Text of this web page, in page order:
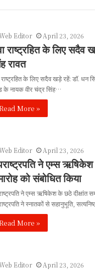
Editor April 23, 2026
राष्ट्रहित के लिए सदैव
रावत
राष्ट्रहित के लिए सदैव खड़े रहें: डॉ. धन
के नायक वीर चंद्र सिंह…
More »
Editor April 23, 2026
ने एम्स ऋषिकेश
को संबोधित किया
ने एम्स ऋषिकेश के छठे दीक्षांत
ने स्नातकों से सहानुभूति,
More »
Editor April 23, 2026